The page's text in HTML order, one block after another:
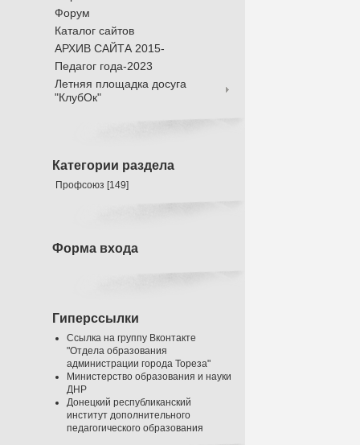
Форум
Каталог сайтов
АРХИВ САЙТА 2015-
Педагог года-2023
Летняя площадка досуга
"КлубОк"
Категории раздела
Профсоюз [149]
Форма входа
Гиперссылки
Ссылка на группу Вконтакте
"Отдела образования
администрации города Тореза"
Министерство образования и науки
ДНР
Донецкий республиканский
институт дополнительного
педагогического образования